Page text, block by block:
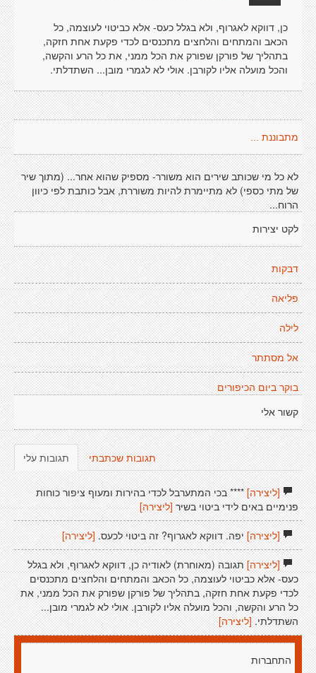
כן, דווקא לאגרוף, ולא בגלל כעס- אלא כביטוי לעוצמה, כל
הכאב והמתחים והלחצים מתכנסים לכדי פקעת אחת חזקה,
בתהליך של פורקן שפורק את הכל ממני, את כל הרע והקשה,
והכל מועלה אליו לקורבן. אולי לא לגמרי מובן... השתדלתי.
מתבוננת ...
לא כל מי שכותב שירים הוא משורר- מספיק שהוא אחר... (מתוך שיר
של מתי כספי) לא מתיימרת להיות משוררת, אבל כותבת לפי כיוון
הרוח...
לקט יצירות
דבקות
פליאה
לילה
אל מסתתר
בוקר ביום הכיפורים
קשור אלי
תגובות עלי תגובות שכתבתי
[ליצירה]**** בכי המתערבל לכדי בהירות ומעוף ציפור כוחות
פנימיים באים לידי ביטוי בשיר [ליצירה]
[ליצירה]יפה. דווקא לאגרוף? זה ביטוי לכעס. [ליצירה]
[ליצירה]תגובה (מאוחרת) לאודיה כן, דווקא לאגרוף, ולא בגלל
כעס- אלא כביטוי לעוצמה, כל הכאב והמתחים והלחצים מתכנסים
לכדי פקעת אחת חזקה, בתהליך של פורקן שפורק את הכל ממני, את
כל הרע והקשה, והכל מועלה אליו לקורבן. אולי לא לגמרי מובן...
השתדלתי. [ליצירה]
התחברות